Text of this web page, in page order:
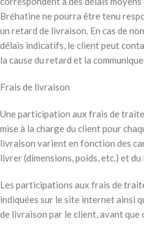
Bréhatine ne pourra être tenu
un retard de livraison. En cas de
délais indicatifs, le client peut
la cause du retard et la
Frais de livraison
Une participation aux frais de
mise à la charge du client pour
livraison varient en fonction des
livrer (dimensions, poids, etc.) et du
Les participations aux frais de
indiquées sur le site internet ainsi
de livraison par le client, avant que